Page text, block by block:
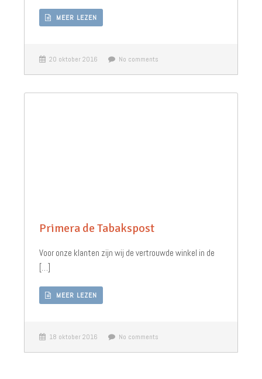
MEER LEZEN
20 oktober 2016 No comments
Primera de Tabakspost
Voor onze klanten zijn wij de vertrouwde winkel in de
[…]
MEER LEZEN
18 oktober 2016 No comments